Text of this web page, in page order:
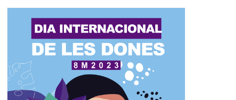
Ètica i Integritat
Retiment de Comptes
Accés a Informació Pública
Dades Obertes
Entitats
Equipaments
Mercats Municipals